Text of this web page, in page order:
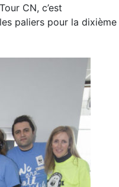
CN, c’est
paliers pour la dixième